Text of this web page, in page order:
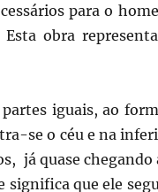
para o
obra
iguais, ao
se o céu e na
já quase chegando
significa que ele